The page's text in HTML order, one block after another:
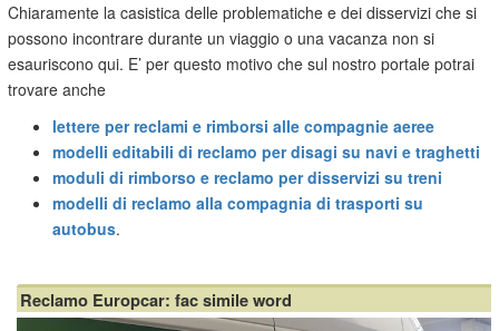
Chiaramente la casistica delle problematiche e dei disservizi che si
possono incontrare durante un viaggio o una vacanza non si
esauriscono qui. E’ per questo motivo che sul nostro portale potrai
trovare anche
lettere per reclami e rimborsi alle compagnie aeree
modelli editabili di reclamo per disagi su navi e traghetti
moduli di rimborso e reclamo per disservizi su treni
modelli di reclamo alla compagnia di trasporti su
autobus.
Reclamo Europcar: fac simile word